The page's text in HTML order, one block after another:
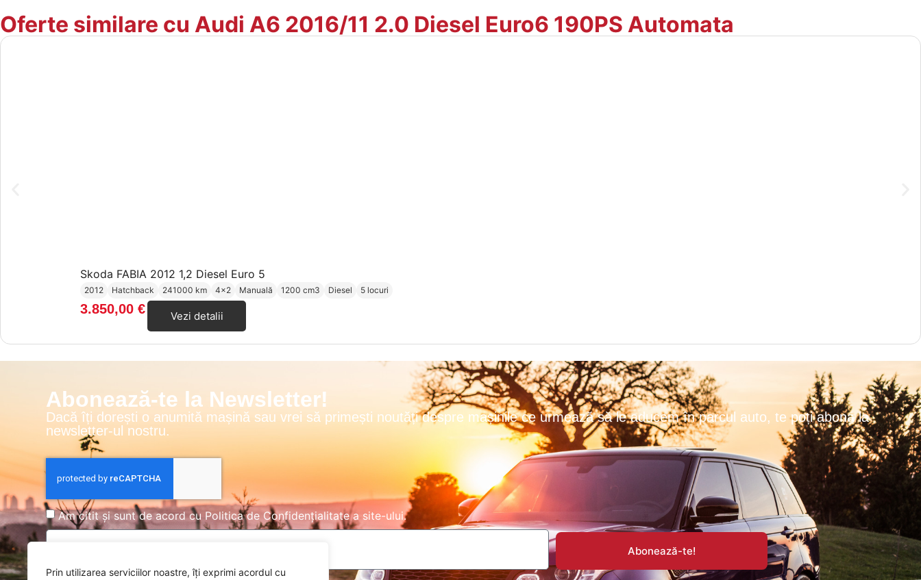
Prin utilizarea serviciilor noastre, îți exprimi acordul cu
Oferte similare cu Audi A6 2016/11 2.0 Diesel Euro6 190PS Automata
Skoda FABIA 2012 1,2 Diesel Euro 5
2012 Hatchback 241000 km 4x2 Manuală 1200 cm3 Diesel 5 locuri
3.850,00 € Vezi detalii
Abonează-te la Newsletter!
Dacă îți dorești o anumită mașină sau vrei să primești noutăți despre mașinile ce urmează să le aducem în parcul auto, te poți abona la
newsletter-ul nostru.
Am citit și sunt de acord cu Politica de Confidențialitatea site-ului.
Abonează-te!